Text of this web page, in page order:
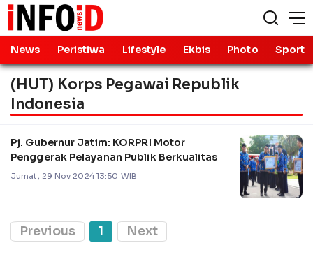
News Peristiwa Lifestyle Ekbis Photo Sport
(HUT) Korps Pegawai Republik
Indonesia
Pj. Gubernur Jatim: KORPRI Motor
Penggerak Pelayanan Publik Berkualitas
Jumat, 29 Nov 2024 13:50 WIB
Previous 1 Next